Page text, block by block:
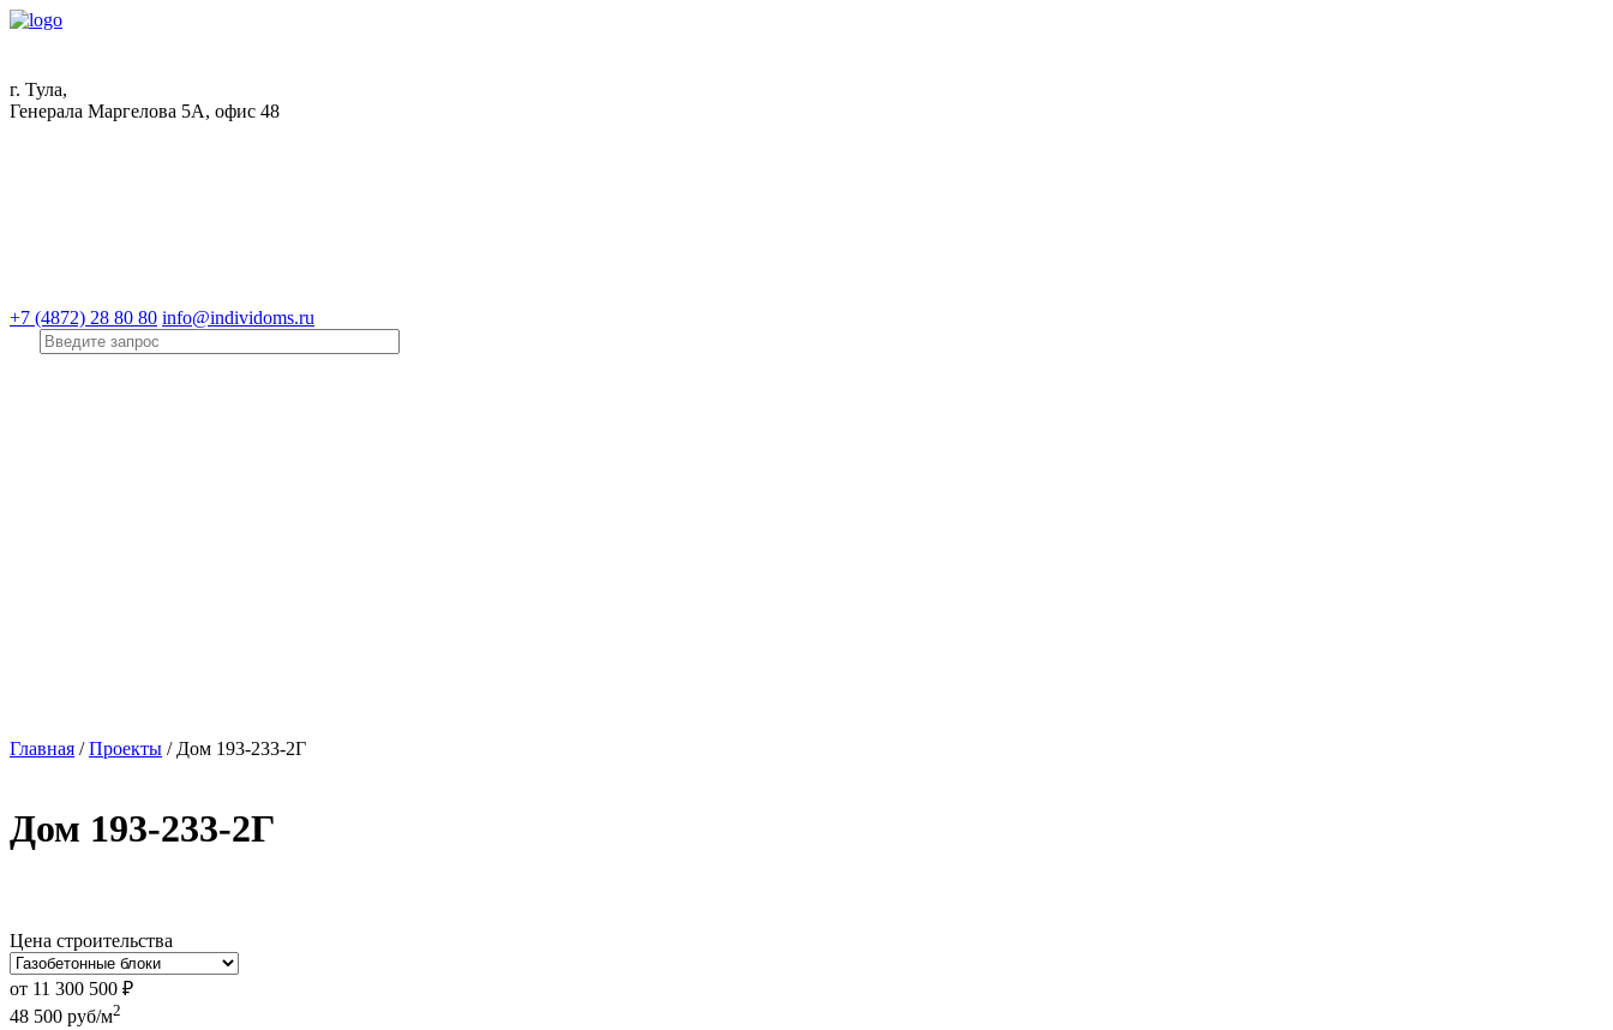
г. Тула,
Генерала Маргелова 5А, офис 48
+7 (4872) 28 80 80 info@individoms.ru
Главная /Проекты / Дом 193-233-2Г
Дом 193-233-2Г
Цена строительства
от 11 300 500 ₽
48 500 руб/м2